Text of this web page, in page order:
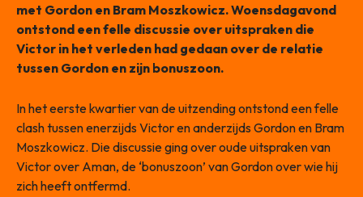
met Gordon en Bram Moszkowicz. Woensdagavond
ontstond een felle discussie over uitspraken die
Victor in het verleden had gedaan over de relatie
tussen Gordon en zijn bonuszoon.
In het eerste kwartier van de uitzending ontstond een felle
clash tussen enerzijds Victor en anderzijds Gordon en Bram
Moszkowicz. Die discussie ging over oude uitspraken van
Victor over Aman, de ‘bonuszoon’ van Gordon over wie hij
zich heeft ontfermd.